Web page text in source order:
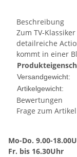
Beschreibung
Zum TV-
detailreiche
kommt in einer
Versandgewicht:
Artikelgewicht:
Bewertungen
Frage zum Artikel
Mo-Do. 9.00-
Fr. bis 16.30Uhr